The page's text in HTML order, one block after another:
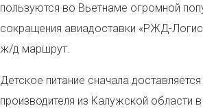
пользуются во Вьетнаме огромной
сокращения авиадоставки «РЖД-
ж/д маршрут.
Детское питание сначала
производителя из Калужской области